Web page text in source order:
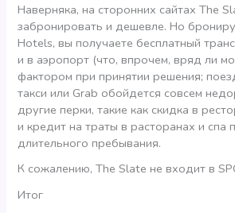
Наверняка, на сторонних сайтах The
забронировать и дешевле. Но
Hotels, вы получаете бесплатный
и в аэропорт (что, впрочем, вряд ли
фактором при принятии решения;
такси или Grab обойдется совсем
другие перки, такие как скидка в
и кредит на траты в расторанах и спа
длительного пребывания.
К сожалению, The Slate не входит в
Итог